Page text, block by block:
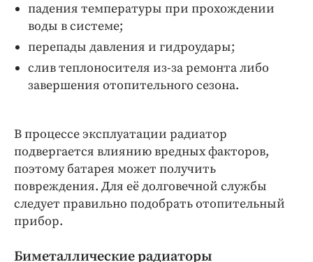
падения температуры при прохождении
воды в системе;
перепады давления и гидроудары;
слив теплоносителя из-за ремонта либо
завершения отопительного сезона.
В процессе эксплуатации радиатор
подвергается влиянию вредных факторов,
поэтому батарея может получить
повреждения. Для её долговечной службы
следует правильно подобрать отопительный
прибор.
Биметаллические радиаторы